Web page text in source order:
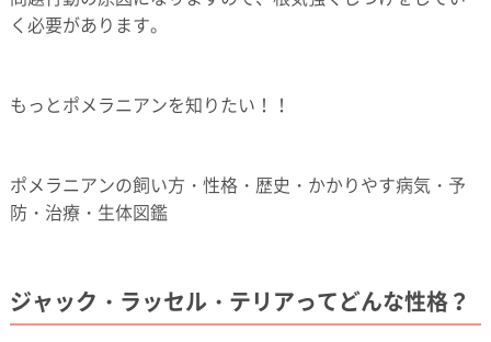
く必要があります。
もっとポメラニアンを知りたい！！
ポメラニアンの飼い方・性格・歴史・かかりやす病気・予
防・治療・生体図鑑
ジャック・ラッセル・テリアってどんな性格？